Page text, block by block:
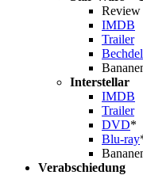
Review
IMDB
Trailer
Interstellar
IMDB
Trailer
DVD*
Blu-ray
Verabschiedung